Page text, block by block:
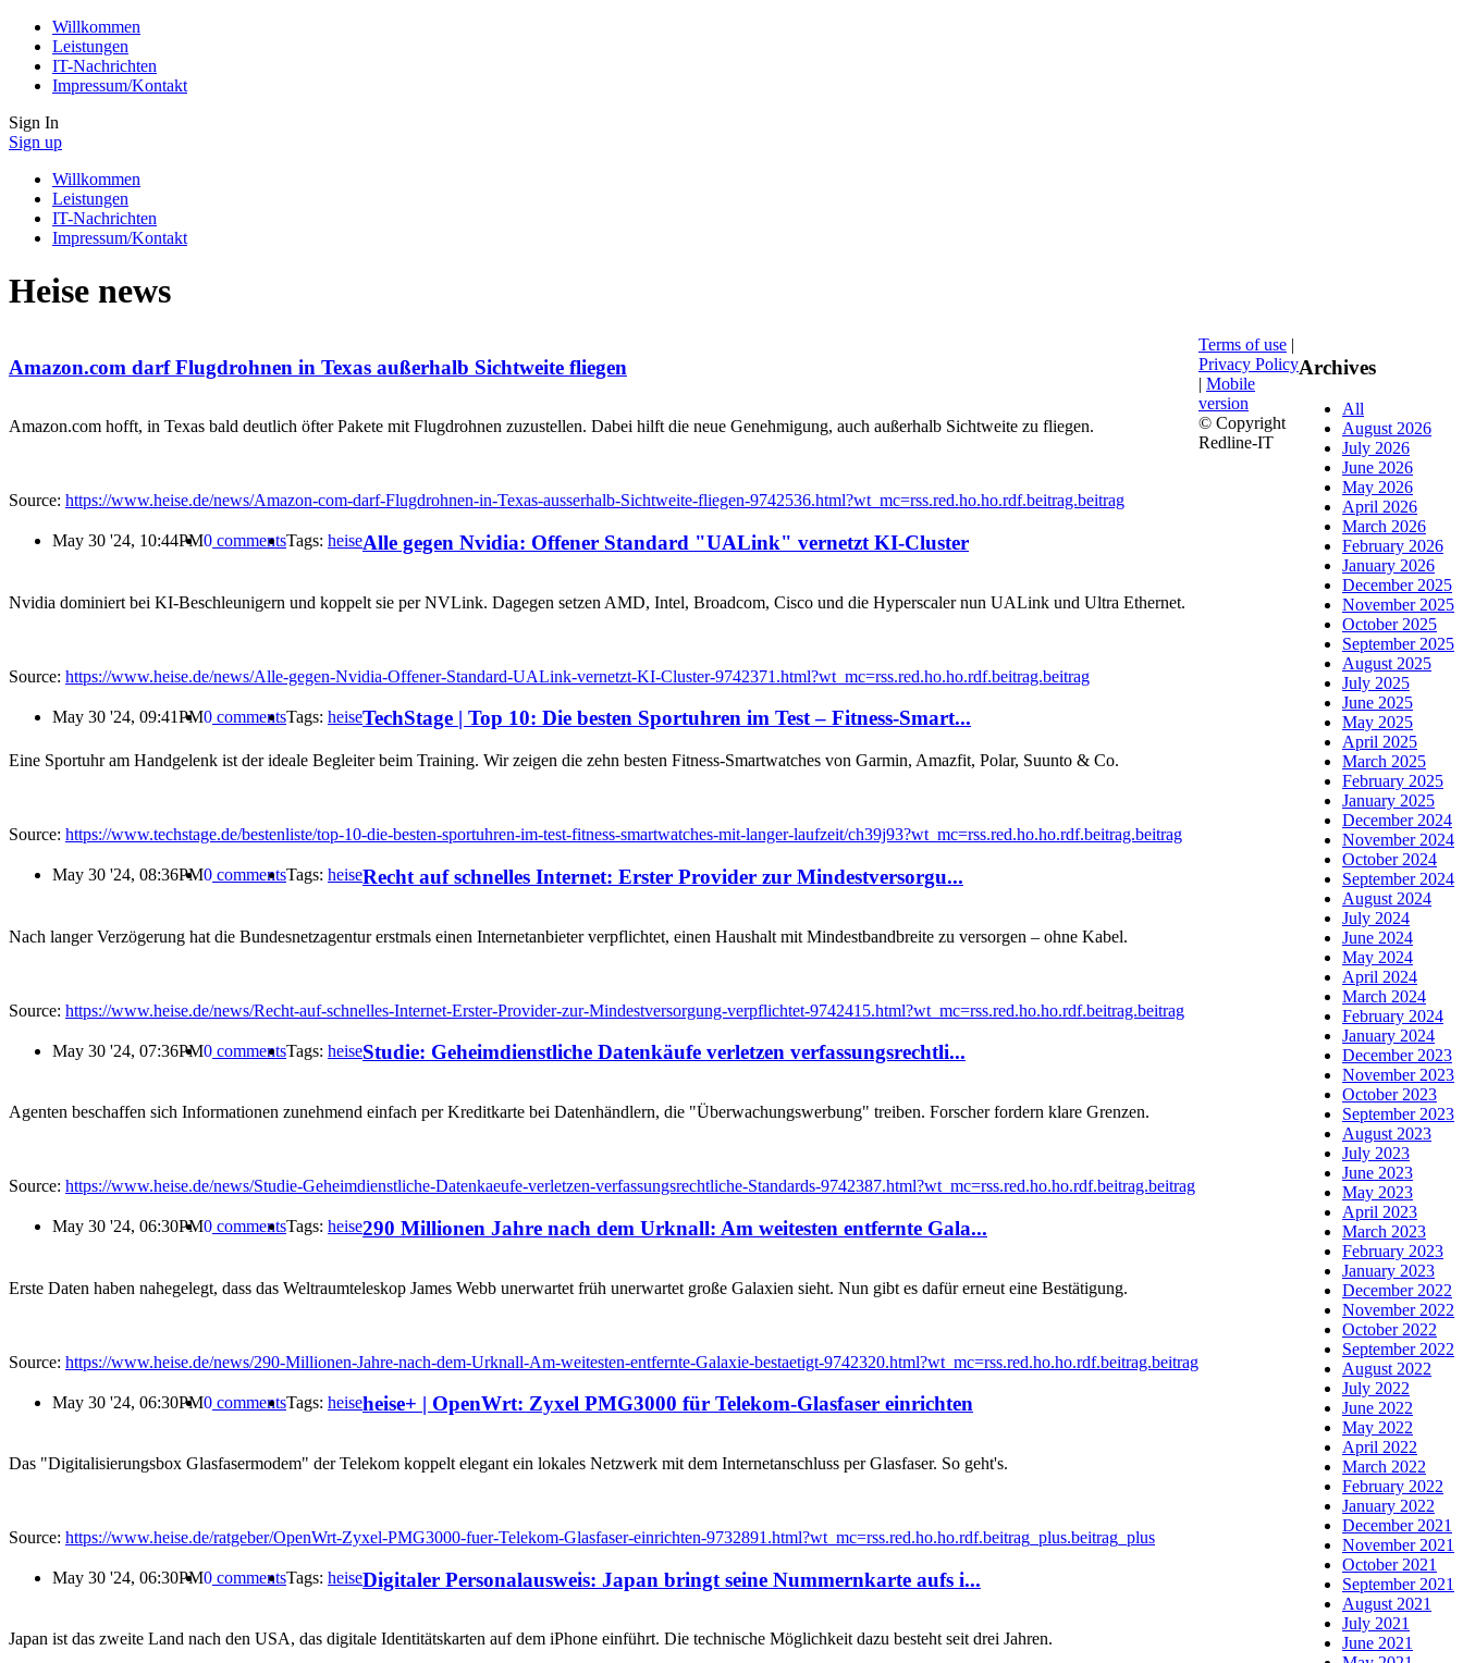
Willkommen
Leistungen
IT-Nachrichten
Impressum/Kontakt
Sign In
Sign up
Willkommen
Leistungen
IT-Nachrichten
Impressum/Kontakt
Heise news
Amazon.com darf Flugdrohnen in Texas außerhalb Sichtweite fliegen
Amazon.com hofft, in Texas bald deutlich öfter Pakete mit Flugdrohnen zuzustellen. Dabei hilft die neue Genehmigung, auch außerhalb Sichtweite zu fliegen.​
Source: https://www.heise.de/news/Amazon-com-darf-Flugdrohnen-in-Texas-ausserhalb-Sichtweite-fliegen-9742536.html?wt_mc=rss.red.ho.ho.rdf.beitrag.beitrag
May 30 '24, 10:44PM0 commentsTags: heiseAlle gegen Nvidia: Offener Standard "UALink" vernetzt KI-Cluster
Nvidia dominiert bei KI-Beschleunigern und koppelt sie per NVLink. Dagegen setzen AMD, Intel, Broadcom, Cisco und die Hyperscaler nun UALink und Ultra Ethernet.
Source: https://www.heise.de/news/Alle-gegen-Nvidia-Offener-Standard-UALink-vernetzt-KI-Cluster-9742371.html?wt_mc=rss.red.ho.ho.rdf.beitrag.beitrag
May 30 '24, 09:41PM0 commentsTags: heiseTechStage | Top 10: Die besten Sportuhren im Test – Fitness-Smart...
Eine Sportuhr am Handgelenk ist der ideale Begleiter beim Training. Wir zeigen die zehn besten Fitness-Smartwatches von Garmin, Amazfit, Polar, Suunto & Co.
Source: https://www.techstage.de/bestenliste/top-10-die-besten-sportuhren-im-test-fitness-smartwatches-mit-langer-laufzeit/ch39j93?wt_mc=rss.red.ho.ho.rdf.beitrag.beitrag
May 30 '24, 08:36PM0 commentsTags: heiseRecht auf schnelles Internet: Erster Provider zur Mindestversorgu...
Nach langer Verzögerung hat die Bundesnetzagentur erstmals einen Internetanbieter verpflichtet, einen Haushalt mit Mindestbandbreite zu versorgen – ohne Kabel.
Source: https://www.heise.de/news/Recht-auf-schnelles-Internet-Erster-Provider-zur-Mindestversorgung-verpflichtet-9742415.html?wt_mc=rss.red.ho.ho.rdf.beitrag.beitrag
May 30 '24, 07:36PM0 commentsTags: heiseStudie: Geheimdienstliche Datenkäufe verletzen verfassungsrechtli...
Agenten beschaffen sich Informationen zunehmend einfach per Kreditkarte bei Datenhändlern, die "Überwachungswerbung" treiben. Forscher fordern klare Grenzen.
Source: https://www.heise.de/news/Studie-Geheimdienstliche-Datenkaeufe-verletzen-verfassungsrechtliche-Standards-9742387.html?wt_mc=rss.red.ho.ho.rdf.beitrag.beitrag
May 30 '24, 06:30PM0 commentsTags: heise290 Millionen Jahre nach dem Urknall: Am weitesten entfernte Gala...
Erste Daten haben nahegelegt, dass das Weltraumteleskop James Webb unerwartet früh unerwartet große Galaxien sieht. Nun gibt es dafür erneut eine Bestätigung.
Source: https://www.heise.de/news/290-Millionen-Jahre-nach-dem-Urknall-Am-weitesten-entfernte-Galaxie-bestaetigt-9742320.html?wt_mc=rss.red.ho.ho.rdf.beitrag.beitrag
May 30 '24, 06:30PM0 commentsTags: heiseheise+ | OpenWrt: Zyxel PMG3000 für Telekom-Glasfaser einrichten
Das "Digitalisierungsbox Glasfasermodem" der Telekom koppelt elegant ein lokales Netzwerk mit dem Internetanschluss per Glasfaser. So geht's.
Source: https://www.heise.de/ratgeber/OpenWrt-Zyxel-PMG3000-fuer-Telekom-Glasfaser-einrichten-9732891.html?wt_mc=rss.red.ho.ho.rdf.beitrag_plus.beitrag_plus
May 30 '24, 06:30PM0 commentsTags: heiseDigitaler Personalausweis: Japan bringt seine Nummernkarte aufs i...
Japan ist das zweite Land nach den USA, das digitale Identitätskarten auf dem iPhone einführt. Die technische Möglichkeit dazu besteht seit drei Jahren.
Archives
All
August 2026
July 2026
June 2026
May 2026
April 2026
March 2026
February 2026
January 2026
December 2025
November 2025
October 2025
September 2025
August 2025
July 2025
June 2025
May 2025
April 2025
March 2025
February 2025
January 2025
December 2024
November 2024
October 2024
September 2024
August 2024
July 2024
June 2024
May 2024
April 2024
March 2024
February 2024
January 2024
December 2023
November 2023
October 2023
September 2023
August 2023
July 2023
June 2023
May 2023
April 2023
March 2023
February 2023
January 2023
December 2022
November 2022
October 2022
September 2022
August 2022
July 2022
June 2022
May 2022
April 2022
March 2022
February 2022
January 2022
December 2021
November 2021
October 2021
September 2021
August 2021
July 2021
June 2021
Terms of use |
Privacy Policy
| Mobile
version
© Copyright
Redline-IT